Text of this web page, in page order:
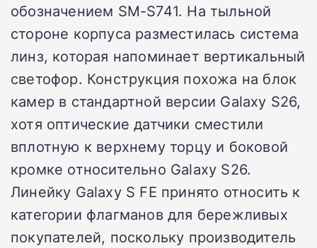
обозначением SM-S741. На тыльной
стороне корпуса разместилась система
линз, которая напоминает вертикальный
светофор. Конструкция похожа на блок
камер в стандартной версии Galaxy S26,
хотя оптические датчики сместили
вплотную к верхнему торцу и боковой
кромке относительно Galaxy S26.
Линейку Galaxy S FE принято относить к
категории флагманов для бережливых
покупателей, поскольку производитель